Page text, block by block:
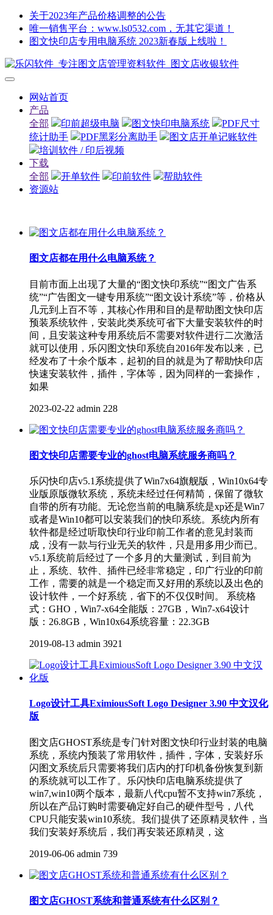
关于2023年产品价格调整的公告
唯一销售平台：www.ls0532.com，无其它渠道！
图文快印店专用电脑系统 2023新春版上线啦！
网站首页
产品
全部
印前超级电脑 图文快印电脑系统
PDF尺寸
统计助手
PDF黑彩分离助手
图文店开单记账软件
培训软件 / 印后视频
下载
全部
开单软件 印前软件
帮助软件
资源站
图文店都在用什么电脑系统？
目前市面上出现了大量的“图文快印系统”“图文广告系
统”“广告图文一键专用系统”“图文设计系统”等，价格从
几元到上百不等，其核心作用和目的是帮助图文快印店
预装系统软件，安装此类系统可省下大量安装软件的时
间，且安装这种专用系统后不需要对软件进行二次激活
就可以使用，乐闪图文快印系统自2016年发布以来，已
经发布了十余个版本，起初的目的就是为了帮助快印店
快速安装软件，插件，字体等，因为同样的一套操作，
如果
2023-02-22 admin 228
图文快印店需要专业的ghost电脑系统服务商吗？
乐闪快印店v5.1系统提供了Win7x64旗舰版，Win10x64专
业版原版微软系统，系统未经过任何精简，保留了微软
自带的所有功能。无论您当前的电脑系统是xp还是Win7
或者是Win10都可以安装我们的快印系统。系统内所有
软件都是经过听取快印行业印前工作者的意见封装而
成，没有一款与行业无关的软件，只是用多用少而已。
v5.1系统前后经过了一个多月的大量测试，到目前为
止，系统、软件、插件已经非常稳定，印广行业的印前
工作，需要的就是一个稳定而又好用的系统以及出色的
设计软件，一个好系统，省下的不仅仅时间。 系统格
式：GHO，Win7-x64全能版：27GB，Win7-x64设计
版：26.8GB，Win10x64系统容量：22.3GB
2019-08-13 admin 3921
Logo设计工具EximiousSoft Logo Designer 3.90 中文汉化
版
图文店GHOST系统是专门针对图文快印行业封装的电脑
系统，系统内预装了常用软件，插件，字体，安装好乐
闪图文系统后只需要将我们店内的打印机备份恢复到新
的系统就可以工作了。乐闪快印店电脑系统提供了
win7,win10两个版本，最新八代cpu暂不支持win7系统，
所以在产品订购时需要确定好自己的硬件型号，八代
CPU只能安装win10系统。我们提供了还原精灵软件，当
我们安装好系统后，我们再安装还原精灵，这
2019-06-06 admin 739
图文店GHOST系统和普通系统有什么区别？